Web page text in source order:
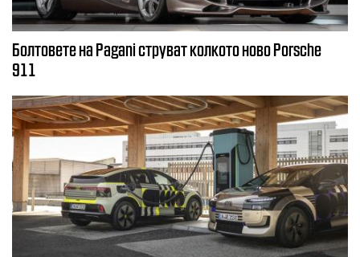
Болтовете на Pagani струват колкото ново Porsche
911